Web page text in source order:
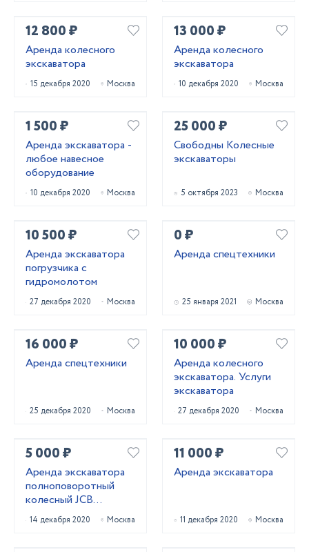
12 800 ₽
Аренда колесного
экскаватора
15 декабря 2020 Москва
13 000 ₽
Аренда колесного
экскаватора
10 декабря 2020 Москва
1 500 ₽
Аренда экскаватора -
любое навесное
оборудование
10 декабря 2020 Москва
25 000 ₽
Свободны Колесные
экскаваторы
5 октября 2023 Москва
10 500 ₽
Аренда экскаватора
погрузчика с
гидромолотом
27 декабря 2020 Москва
0 ₽
Аренда спецтехники
25 января 2021 Москва
16 000 ₽
Аренда спецтехники
25 декабря 2020 Москва
10 000 ₽
Аренда колесного
экскаватора. Услуги
экскаватора
27 декабря 2020 Москва
5 000 ₽
Аренда экскаватора
полноповоротный
колесный JCB
HYUNDAI
14 декабря 2020 Москва
11 000 ₽
Аренда экскаватора
11 декабря 2020 Москва